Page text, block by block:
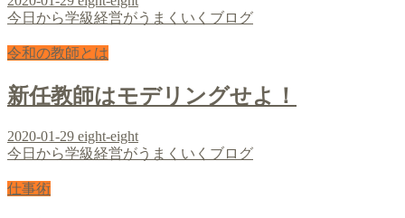
今日から学級経営がうまくいくブログ
令和の教師とは
新任教師はモデリングせよ！
2020-01-29 eight-eight
今日から学級経営がうまくいくブログ
仕事術